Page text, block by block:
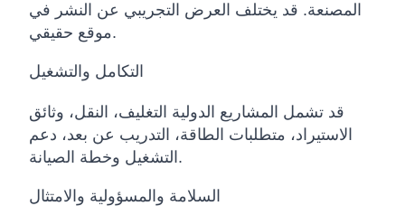
المصنعة. قد يختلف العرض التجريبي عن النشر في
موقع حقيقي.
التكامل والتشغيل
قد تشمل المشاريع الدولية التغليف، النقل، وثائق
الاستيراد، متطلبات الطاقة، التدريب عن بعد، دعم
التشغيل وخطة الصيانة.
السلامة والمسؤولية والامتثال